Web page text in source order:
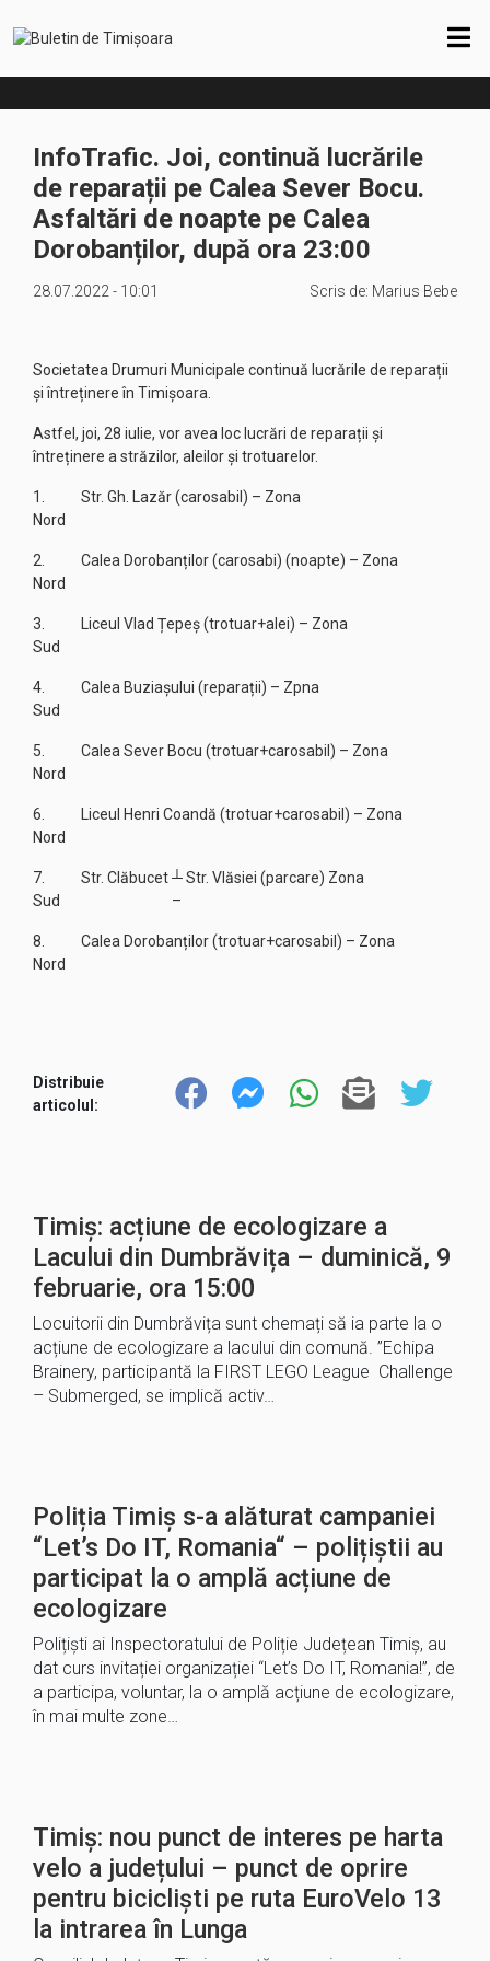
InfoTrafic. Joi, continuă lucrările
de reparații pe Calea Sever Bocu.
Asfaltări de noapte pe Calea
Dorobanților, după ora 23:00
28.07.2022 - 10:01 Scris de: Marius Bebe
Societatea Drumuri Municipale continuă lucrările de reparații
și întreținere în Timișoara.
Astfel, joi, 28 iulie, vor avea loc lucrări de reparații și
întreținere a străzilor, aleilor și trotuarelor.
1. Str. Gh. Lazăr (carosabil) – Zona
Nord
2. Calea Dorobanților (carosabi) (noapte) – Zona
Nord
3. Liceul Vlad Țepeș (trotuar+alei) – Zona
Sud
4. Calea Buziașului (reparații) – Zpna
Sud
5. Calea Sever Bocu (trotuar+carosabil) – Zona
Nord
6. Liceul Henri Coandă (trotuar+carosabil) – Zona
Nord
7. Str. Clăbucet ┴ Str. Vlăsiei (parcare) Zona
Sud –
8. Calea Dorobanților (trotuar+carosabil) – Zona
Nord
Distribuie
articolul:
Timiș: acțiune de ecologizare a
Lacului din Dumbrăvița – duminică, 9
februarie, ora 15:00
Locuitorii din Dumbrăvița sunt chemați să ia parte la o
acțiune de ecologizare a lacului din comună. ”Echipa
Brainery, participantă la FIRST LEGO League Challenge
– Submerged, se implică activ…
Poliția Timiș s-a alăturat campaniei
“Let’s Do IT, Romania“ – polițiștii au
participat la o amplă acțiune de
ecologizare
Polițiști ai Inspectoratului de Poliție Județean Timiș, au
dat curs invitației organizației “Let’s Do IT, Romania!”, de
a participa, voluntar, la o amplă acțiune de ecologizare,
în mai multe zone…
Timiș: nou punct de interes pe harta
velo a județului – punct de oprire
pentru bicicliști pe ruta EuroVelo 13
la intrarea în Lunga